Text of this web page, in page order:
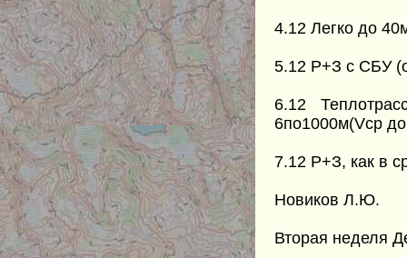
4.12 Легко до
5.12 Р+З с СБУ
6.12
6по1000м(Vср
7.12 Р+З, как в
Новиков Л.Ю.
Вторая неделя